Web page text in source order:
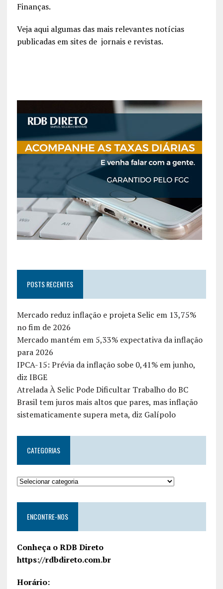
Finanças.
Veja aqui algumas das mais relevantes notícias
publicadas em sites de jornais e revistas.
POSTS RECENTES
Mercado reduz inflação e projeta Selic em 13,75%
no fim de 2026
Mercado mantém em 5,33% expectativa da inflação
para 2026
IPCA-15: Prévia da inflação sobe 0,41% em junho,
diz IBGE
Atrelada À Selic Pode Dificultar Trabalho do BC
Brasil tem juros mais altos que pares, mas inflação
sistematicamente supera meta, diz Galípolo
CATEGORIAS
ENCONTRE-NOS
Conheça o RDB Direto
https://rdbdireto.com.br
Horário: